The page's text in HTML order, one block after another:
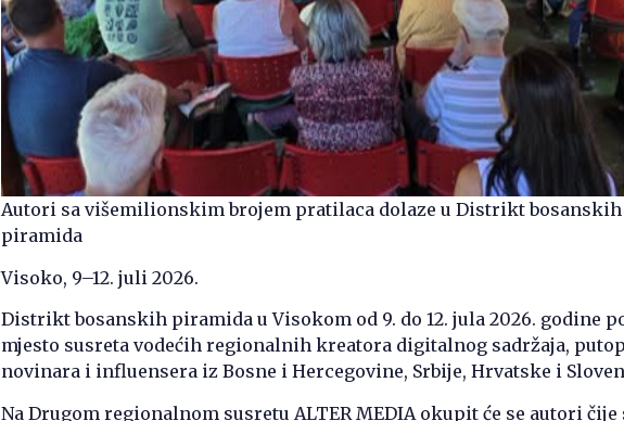
Autori sa višemilionskim brojem pratilaca dolaze u Distrikt bosanskih
piramida
Visoko, 9–12. juli 2026.
Distrikt bosanskih piramida u Visokom od 9. do 12. jula 2026. godine
mjesto susreta vodećih regionalnih kreatora digitalnog sadržaja,
novinara i influensera iz Bosne i Hercegovine, Srbije, Hrvatske i
Na Drugom regionalnom susretu ALTER MEDIA okupit će se autori čije